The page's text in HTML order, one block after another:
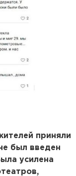
приняли
был введен
усилена